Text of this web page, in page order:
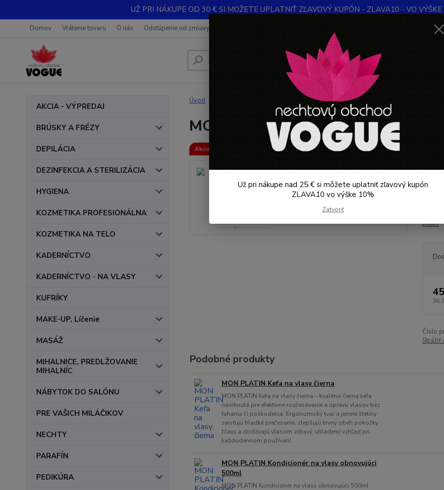
UŽ PRI NÁKUPE OD 30 € SI MOŽETE UPLATNIŤ ZĽAVOVÝ KUPÓN - ZLAVA10 - VO
Domov Vrátenie tovaru O nás Odstúpenie od zmluvy
Hľadať
AKCIA - VÝPREDAJ
BRÚSKY A FRÉZY
DEPILÁCIA
DEZINFEKCIA A STERILIZÁCIA
HYGIENA
KOZMETIKA PROFESIONÁLNA
KOZMETIKA NA TELO
KADERNÍCTVO
KADERNÍCTVO - NA VLASY
KUFRÍKY
MAKE-UP, Líčenie
MASÁŽ
MIHALNICE, PREDLŽOVANIE
MIHALNÍC
NÁBYTOK DO SALÓNU
PRE VAŠICH MILÁČIKOV
NECHTY
PARAFÍN
PEDIKÚRA
Úvod MON PLATIN maska na vlasy s čiernym kaviárom 500ml
MON PLATIN maska na vlasy s
Akcia
SILK
vlasy
popis
Číslo
Strážiť
Podobné produkty
MON PLATIN Kefa na vlasy čierna
MON PLATIN Kefa na vlasy čierna – kvalitná čierna kefa
navrhnutá pre efektívne rozčesávanie a úpravu vlasov bez
ťahania či poškodenia. Ergonomický tvar a jemné štetiny
zaisťujú hladké prečesanie, zlepšujú krvný obeh pokožky
hlavy a dodávajú vlasom zdravý, uhladený vzhľad pri
každodennom používaní.
MON PLATIN Kondicionér na vlasy obnovujúci
500ml
MON PLATIN Kondicionér na vlasy obnovujúci 500ml
Už pri nákupe nad 25 € si môžete uplatniť zľavový kupón
ZLAVA10 vo výške 10%
Zatvoriť